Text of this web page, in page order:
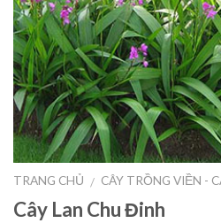
TRANG CHỦ / CÂY TRỒNG VIỀN -
Cây Lan Chu Đinh